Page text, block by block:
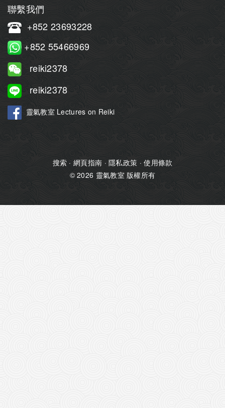
聯繫我們
+852 23693228
+852 55466969
reiki2378
reiki2378
靈氣教室 Lectures on Reiki
搜索 ·網頁指南 ·隱私政策 ·使用條款
© 2026 靈氣教室 版權所有